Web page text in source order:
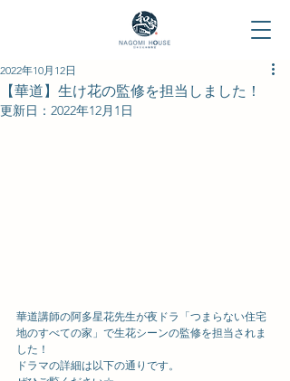
【華道】生け花の監修を担当しました！
2022年10月12日
更新日： 2022年12月1日
華道講師の阿多星花先生が夜ドラ「つまらない住宅
地のすべての家」で生花シーンの監修を担当されま
した！
ドラマの詳細は以下の通りです。